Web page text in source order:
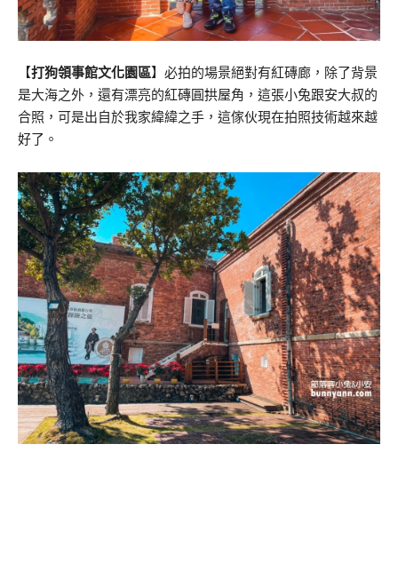
【打狗領事館文化園區】必拍的場景絕對有紅磚廊，除了背景
是大海之外，還有漂亮的紅磚圓拱屋角，這張小兔跟安大叔的
合照，可是出自於我家緯緯之手，這傢伙現在拍照技術越來越
好了。